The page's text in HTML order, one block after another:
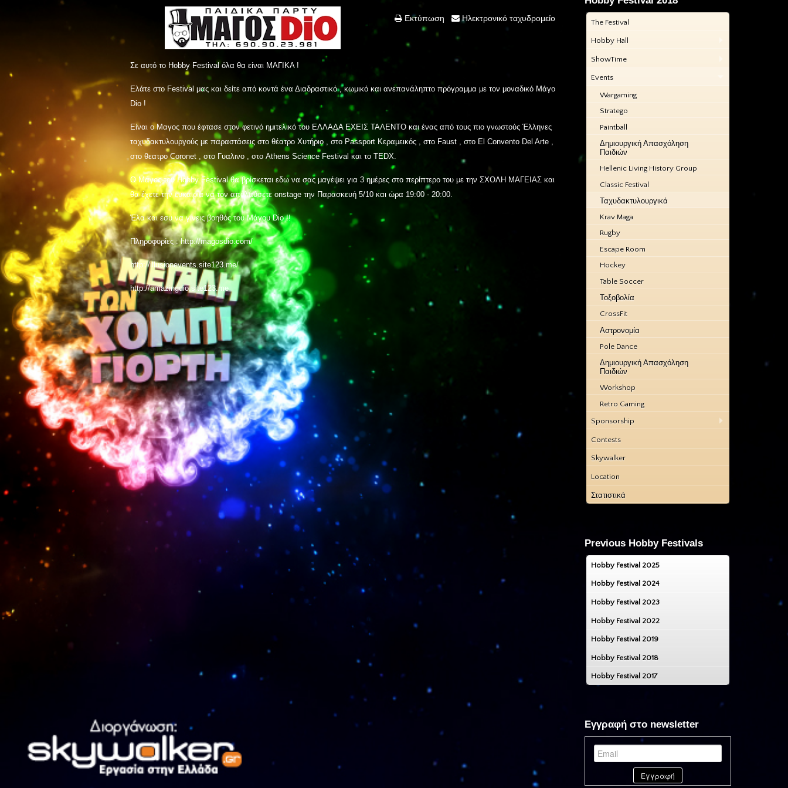
Εκτύπωση Ηλεκτρονικό ταχυδρομείο
Σε αυτό το Hobby Festival όλα θα είναι ΜΑΓΙΚΑ !
Ελάτε στο Festival μας και δείτε από κοντά ένα Διαδραστικό , κωμικό και ανεπανάληπτο πρόγραμμα με τον μοναδικό Μάγο
Dio !
Είναι ο Μαγος που έφτασε στον φετινό ημιτελικό του ΕΛΛΑΔΑ ΕΧΕΙΣ ΤΑΛΕΝΤΟ και ένας από τους πιο γνωστούς Έλληνες
ταχυδακτυλουργούς με παραστάσεις στο θέατρο Χυτήριο , στο Passport Κεραμεικός , στο Faust , στο El Convento Del Arte ,
στο θεατρο Coronet , στο Γυαλινο , στο Athens Science Festival και το TEDX.
Ο Μάγος του Hobby Festival θα βρίσκεται εδω να σας μαγέψει για 3 ημέρες στο περίπτερο του με την ΣΧΟΛΗ ΜΑΓΕΙΑΣ και
θα έχετε την ευκαιρία να τον απολαύσετε onstage την Παρασκευή 5/10 και ώρα 19:00 - 20:00.
Έλα και εσυ να γίνεις βοηθός του Μάγου Dio !!
Πληροφορίες :http://magosdio.com/
http://illusionevents.site123.me/
http://amazingdio.site123.me
The Festival
Hobby Hall
ShowTime
Events
Wargaming
Stratego
Paintball
Δημιουργική Απασχόληση
Παιδιών
Hellenic Living History Group
Classic Festival
Ταχυδακτυλουργικά
Krav Maga
Rugby
Escape Room
Hockey
Table Soccer
Τοξοβολία
CrossFit
Αστρονομία
Pole Dance
Δημιουργική Απασχόληση
Παιδιών
Workshop
Retro Gaming
Sponsorship
Contests
Skywalker
Location
Στατιστικά
Previous Hobby Festivals
Hobby Festival 2025
Hobby Festival 2024
Hobby Festival 2023
Hobby Festival 2022
Hobby Festival 2019
Hobby Festival 2018
Hobby Festival 2017
Εγγραφή στο newsletter